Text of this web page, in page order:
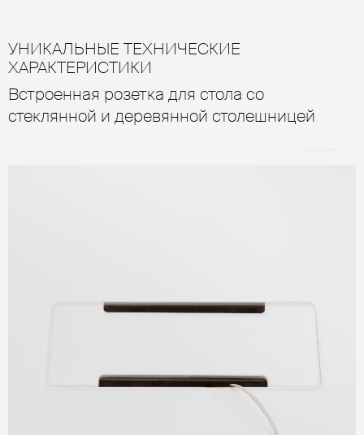
УНИКАЛЬНЫЕ ТЕХНИЧЕСКИЕ
ХАРАКТЕРИСТИКИ
Встроенная розетка для стола со
стеклянной и деревянной столешницей